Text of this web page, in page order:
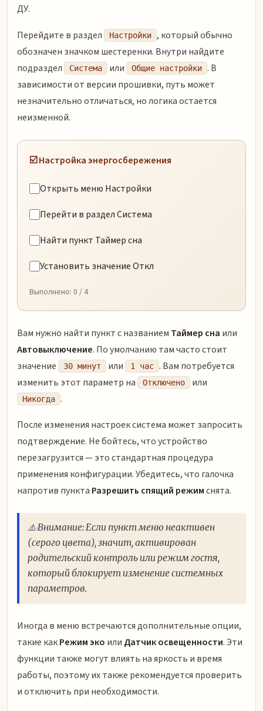
ДУ.
Перейдите в раздел Настройки
, который обычно
обозначен значком шестеренки. Внутри найдите
подраздел
Система или Общие настройки . В
зависимости от версии прошивки, путь может
незначительно отличаться, но логика остается
неизменной.
☑️ Настройка энергосбережения
Открыть меню Настройки
Перейти в раздел Система
Найти пункт Таймер сна
Установить значение Откл
Выполнено: 0 / 4
Вам нужно найти пункт с названием Таймер сна или
Автовыключение. По умолчанию там часто стоит
значение
30 минут или 1 час . Вам потребуется
изменить этот параметр на
Отключено или
Никогда .
После изменения настроек система может запросить
подтверждение. Не бойтесь, что устройство
перезагрузится — это стандартная процедура
применения конфигурации. Убедитесь, что галочка
напротив пункта Разрешить спящий режимснята.
⚠️ Внимание: Если пункт меню неактивен
(серого цвета), значит, активирован
родительский контроль или режим гостя,
который блокирует изменение системных
параметров.
Иногда в меню встречаются дополнительные опции,
такие какРежим эко или Датчик освещенности. Эти
функции также могут влиять на яркость и время
работы, поэтому их также рекомендуется проверить
и отключить при необходимости.